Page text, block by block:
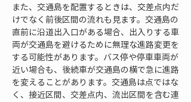
また、交通島を配置するときは、交差点内だ
けでなく前後区間の流れも見ます。交通島の
直前に沿道出入口がある場合、出入りする車
両が交通島を避けるために無理な進路変更を
する可能性があります。バス停や停車車両が
近い場合も、後続車が交通島の横で急に進路
を変えることがあります。交通島は点ではな
く、接近区間、交差点内、流出区間を含む連